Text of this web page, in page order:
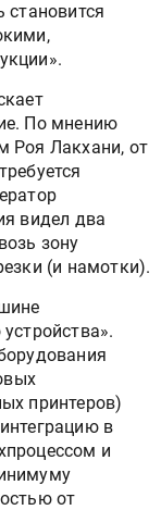
становится
По мнению
Роя Лакхани, от
видел два
зону
(и намотки).
принтеров)
в
и
от